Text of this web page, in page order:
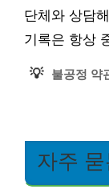
단체와 상담
기록은 항상
💡 불공정 약
자주